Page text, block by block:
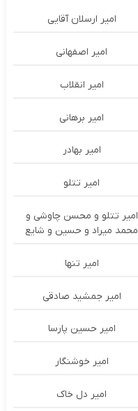
امیر ارسلان آقایی
امیر اصفهانی
امیر انقلاب
امیر برهانی
امیر بهادر
امیر تتلو
امیر تتلو و محسن چاوشی و
محمد میراد و حسین و شایع
امیر تنها
امیر جمشید صادقی
امیر حسین پارسا
امیر خوشنگار
امیر دل خاک